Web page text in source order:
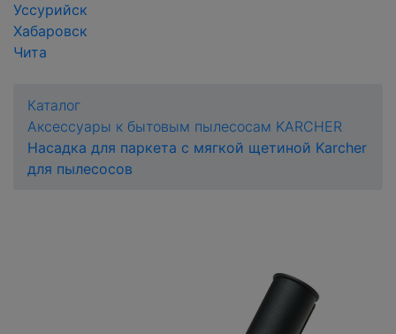
Уссурийск
Хабаровск
Чита
Каталог
Аксессуары к бытовым пылесосам KARCHER
Насадка для паркета с мягкой щетиной Karcher
для пылесосов